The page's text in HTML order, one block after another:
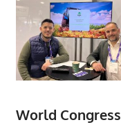
World Congress